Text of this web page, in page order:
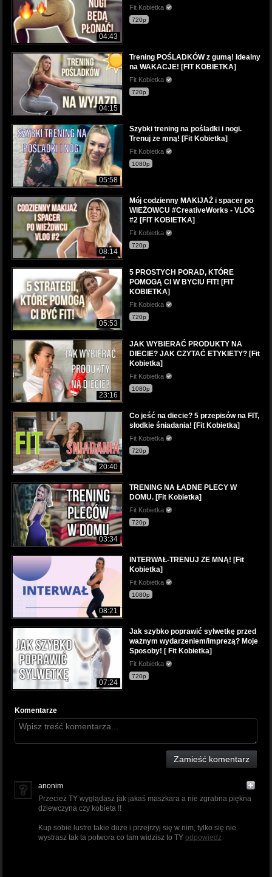
04:43
Fit Kobietka
720p
04:15
Trening POŚLADKÓW z gumą! Idealny
na WAKACJE! [FIT KOBIETKA]
Fit Kobietka
720p
05:58
Szybki trening na pośladki i nogi.
Trenuj ze mną! [Fit Kobietka]
Fit Kobietka
1080p
08:14
Mój codzienny MAKIJAŻ i spacer po
WIEŻOWCU #CreativeWorks - VLOG
#2 [FIT KOBIETKA]
Fit Kobietka
720p
05:53
5 PROSTYCH PORAD, KTÓRE
POMOGĄ CI W BYCIU FIT! [FIT
KOBIETKA]
Fit Kobietka
720p
23:16
JAK WYBIERAĆ PRODUKTY NA
DIECIE? JAK CZYTAĆ ETYKIETY? [Fit
Kobietka]
Fit Kobietka
1080p
20:40
Co jeść na diecie? 5 przepisów na FIT,
słodkie śniadania! [Fit Kobietka]
Fit Kobietka
720p
03:34
TRENING NA ŁADNE PLECY W
DOMU. [Fit Kobietka]
Fit Kobietka
720p
08:21
INTERWAŁ-TRENUJ ZE MNĄ! [Fit
Kobietka]
Fit Kobietka
1080p
07:24
Jak szybko poprawić sylwetkę przed
ważnym wydarzeniem/imprezą? Moje
Sposoby! [ Fit Kobietka]
Fit Kobietka
720p
Komentarze
Zamieść komentarz
anonim
Przecież TY wyglądasz jak jakaś maszkara a nie zgrabna piękna
dziewczyna czy kobieta !!
Kup sobie lustro takie duże i przejrzyj się w nim, tylko się nie
wystrasz tak ta potwora co tam widzisz to TY odpowiedz